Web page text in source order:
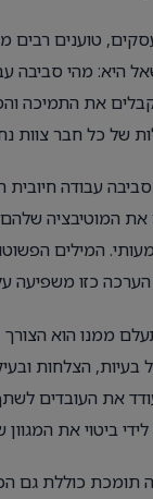
טוענים
היא: מהי סביבה
את התמיכה
של כל חבר צוות
עבודה
המוטיבציה
המילים
הערכה כזו
ממנו הוא
בעיות, הצלחות
את העובדים
ביטוי את
תומכת כוללת גם